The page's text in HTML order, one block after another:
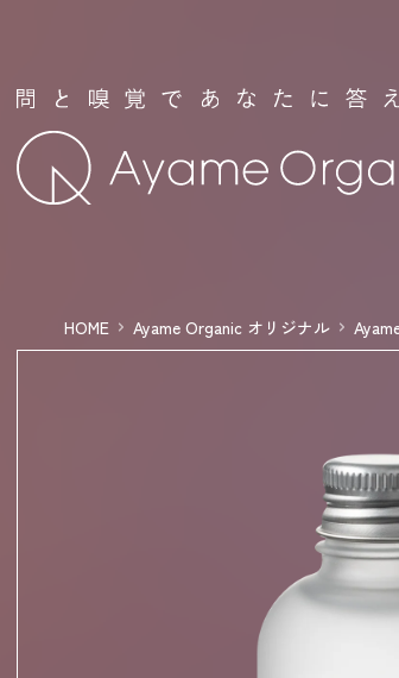
HOME Ayame Organic オリジナル